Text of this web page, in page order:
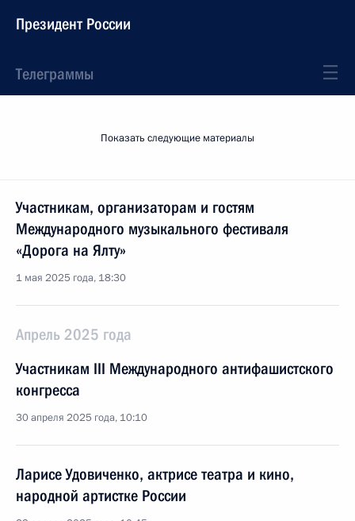
Президент России
Телеграммы
Показать следующие материалы
Участникам, организаторам и гостям
Международного музыкального фестиваля
«Дорога на Ялту»
1 мая 2025 года, 18:30
Апрель 2025 года
Участникам III Международного антифашистского
конгресса
30 апреля 2025 года, 10:10
Ларисе Удовиченко, актрисе театра и кино,
народной артистке России